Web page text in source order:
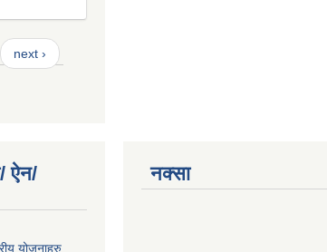
next ›
ऐन/
योजनाहरु
नक्सा